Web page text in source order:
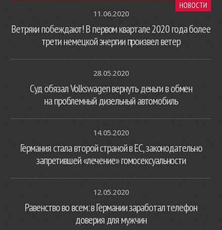
НОВОСТИ
11.06.2020
Ветряки побеждают! В первом квартале 2020 года более
трети немецкой энергии произвел ветер
28.05.2020
Суд обязал Volkswagen вернуть деньги в обмен
на проблемный дизельный автомобиль
14.05.2020
Германия стала второй страной в ЕС, законодательно
запретившей «лечение» гомосексуальности
12.05.2020
Равенство во всем: в Германии заработал телефон
доверия для мужчин